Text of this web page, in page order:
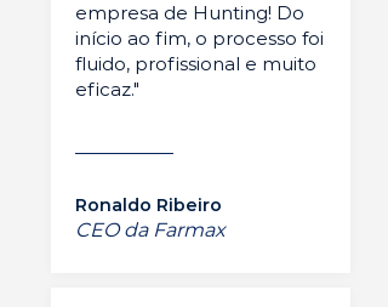
empresa de Hunting! Do
início ao fim, o processo foi
fluido, profissional e muito
eficaz."
Ronaldo Ribeiro
CEO da Farmax